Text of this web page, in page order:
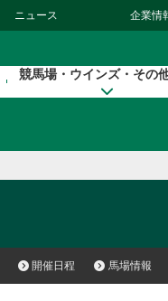
ニュース 企業情
競馬場・ウインズ・その
開催日程 馬場情報